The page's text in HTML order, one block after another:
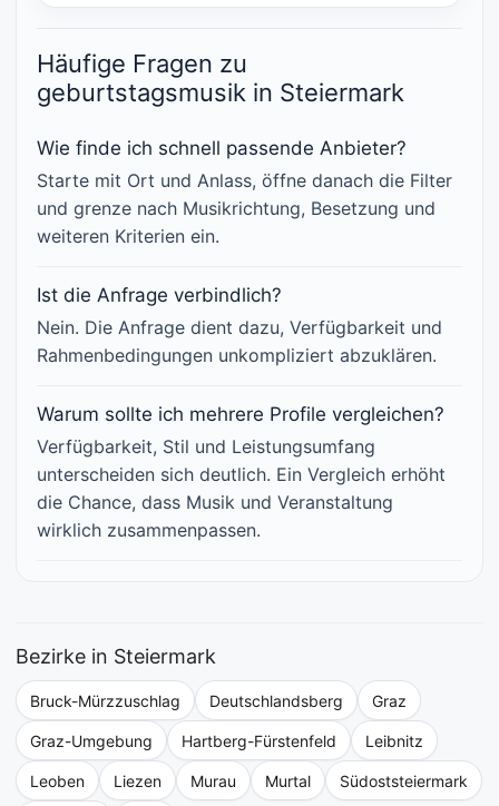
Häufige Fragen zu
geburtstagsmusik in Steiermark
Wie finde ich schnell passende Anbieter?
Starte mit Ort und Anlass, öffne danach die Filter
und grenze nach Musikrichtung, Besetzung und
weiteren Kriterien ein.
Ist die Anfrage verbindlich?
Nein. Die Anfrage dient dazu, Verfügbarkeit und
Rahmenbedingungen unkompliziert abzuklären.
Warum sollte ich mehrere Profile vergleichen?
Verfügbarkeit, Stil und Leistungsumfang
unterscheiden sich deutlich. Ein Vergleich erhöht
die Chance, dass Musik und Veranstaltung
wirklich zusammenpassen.
Bezirke in Steiermark
Bruck-Mürzzuschlag Deutschlandsberg Graz
Graz-Umgebung Hartberg-Fürstenfeld Leibnitz
Leoben Liezen Murau Murtal Südoststeiermark